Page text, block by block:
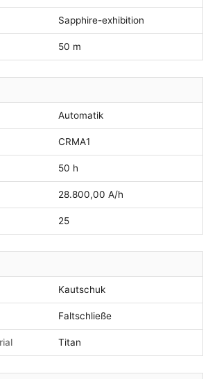
Sapphire-exhibition
50 m
Automatik
CRMA1
50 h
28.800,00 A/h
25
Kautschuk
Faltschließe
Titan